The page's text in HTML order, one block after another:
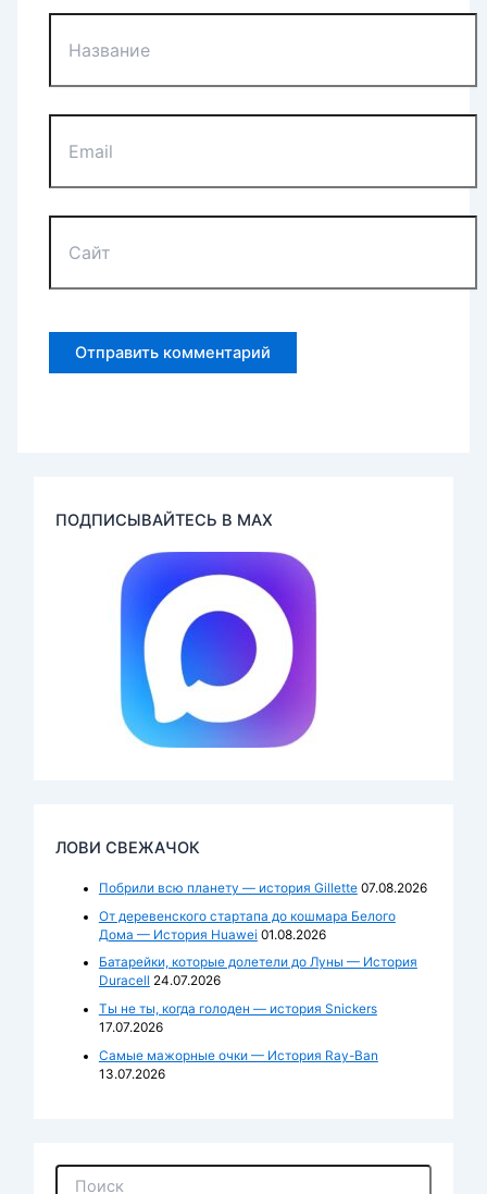
ПОДПИСЫВАЙТЕСЬ В MAX
ЛОВИ СВЕЖАЧОК
Побрили всю планету — история Gillette 07.08.2026
От деревенского стартапа до кошмара Белого
Дома — История Huawei 01.08.2026
Батарейки, которые долетели до Луны — История
Duracell 24.07.2026
Ты не ты, когда голоден — история Snickers
17.07.2026
Самые мажорные очки — История Ray-Ban
13.07.2026
П